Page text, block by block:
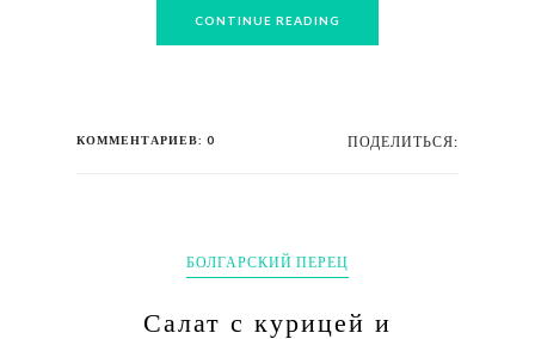
CONTINUE READING
КОММЕНТАРИЕВ: 0 ПОДЕЛИТЬСЯ:
БОЛГАРСКИЙ ПЕРЕЦ
Салат с курицей и